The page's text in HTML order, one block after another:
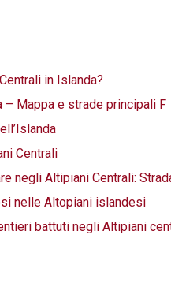
in Islanda?
– Mappa e strade principali F
Centrali
negli Altipiani Centrali:
nelle Altopiani islandesi
battuti negli Altipiani